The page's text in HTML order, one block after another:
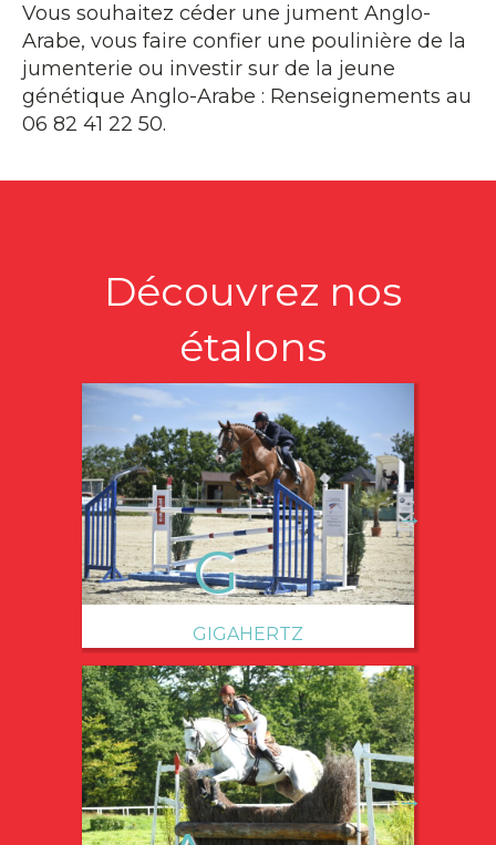
Vous souhaitez céder une jument Anglo-
Arabe, vous faire confier une poulinière de la
jumenterie ou investir sur de la jeune
génétique Anglo-Arabe : Renseignements au
06 82 41 22 50.
Découvrez nos
étalons
GIGAHERTZ
→
→